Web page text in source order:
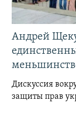
Андрей
Дискуссия
защиты прав